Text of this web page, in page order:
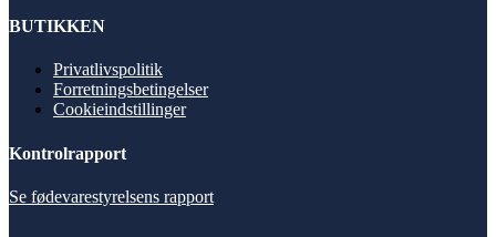
BUTIKKEN
Privatlivspolitik
Forretningsbetingelser
Cookieindstillinger
Kontrolrapport
Se fødevarestyrelsens rapport